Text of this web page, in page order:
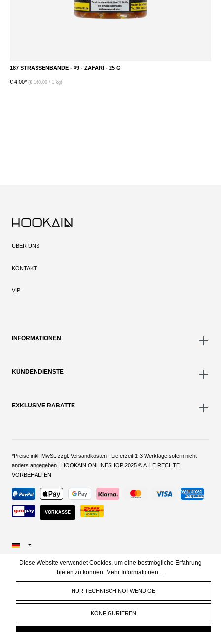
187 STRASSENBANDE - #9 - ZAFARI - 25 G
€ 4,00* (€ 160,00 / 1 kg)
ÜBER UNS
KONTAKT
VIP
INFORMATIONEN
KUNDENDIENSTE
EXKLUSIVE RABATTE
*Preise inkl. MwSt. zzgl. Versandkosten - Lieferzeit 1-3 Werktage sofern nicht
anders angegeben | HOOKAIN ONLINESHOP 2025 © ALLE RECHTE
VORBEHALTEN
VORKASSE
Diese Website verwendet Cookies, um eine bestmögliche Erfahrung
bieten zu können. Mehr Informationen ...
NUR TECHNISCH NOTWENDIGE
KONFIGURIEREN